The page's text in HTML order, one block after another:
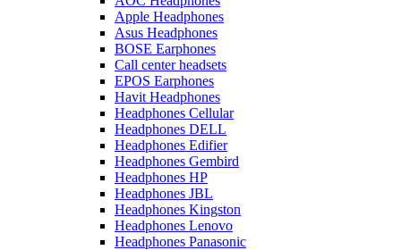
Apple Headphones
Asus Headphones
BOSE Earphones
Call center headsets
EPOS Earphones
Havit Headphones
Headphones Cellular
Headphones DELL
Headphones Edifier
Headphones Gembird
Headphones HP
Headphones JBL
Headphones Kingston
Headphones Lenovo
Headphones Panasonic